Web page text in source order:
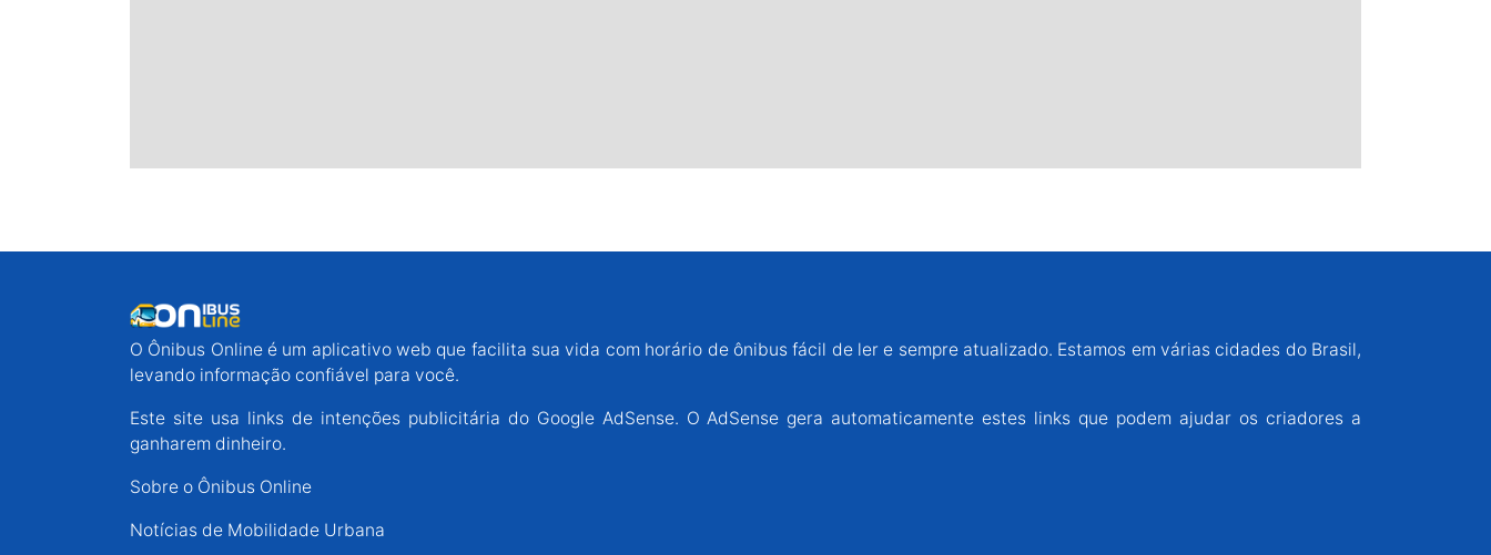
O Ônibus Online é um aplicativo web que facilita sua vida com horário de ônibus fácil de ler e sempre atualizado. Estamos em várias cidades do Brasil,
levando informação confiável para você.
Este site usa links de intenções publicitária do Google AdSense. O AdSense gera automaticamente estes links que podem ajudar os criadores a
ganharem dinheiro.
Sobre o Ônibus Online
Notícias de Mobilidade Urbana